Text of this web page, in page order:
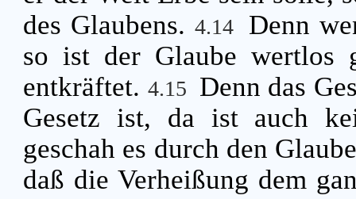
des Glaubens. 4.14
Denn
so ist der Glaube wertlos
entkräftet.4.15 Denn das
Gesetz ist, da ist auch
geschah es durch den
daß die Verheißung dem